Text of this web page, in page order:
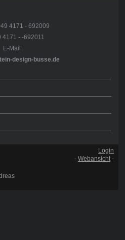
4171 - 692009
4171 - -692011
E-Mail
design-busse.de
Login
-Webansicht-